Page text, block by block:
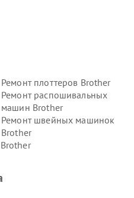
Ремонт плоттеров Brother
Ремонт распошивальных
машин Brother
Ремонт швейных машинок
Brother